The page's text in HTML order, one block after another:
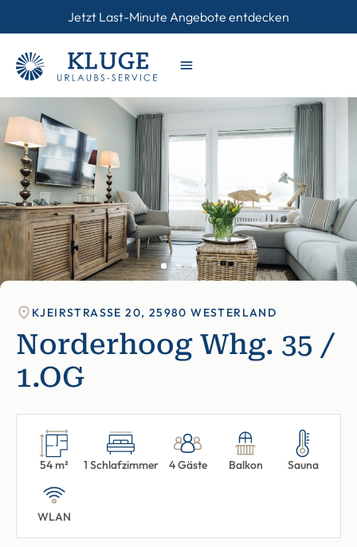
Jetzt Last-Minute Angebote entdecken
KJEIRSTRASSE 20, 25980 WESTERLAND
Norderhoog Whg. 35 /
1.OG
54 m² 1 Schlafzimmer 4 Gäste Balkon Sauna
WLAN